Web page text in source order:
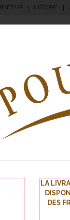
HISTOIRE
LA
DES